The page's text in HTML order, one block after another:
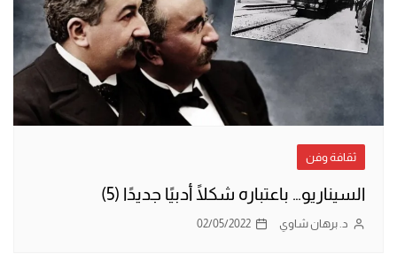
ثقافة وفن
السيناريو… باعتباره شكلًا أدبيًا جديدًا (5)
د. برهان شاوي 02/05/2022